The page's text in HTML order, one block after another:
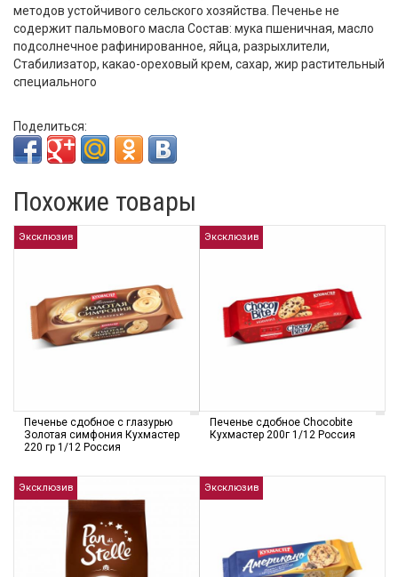
методов устойчивого сельского хозяйства. Печенье не
содержит пальмового масла Состав: мука пшеничная, масло
подсолнечное рафинированное, яйца, разрыхлители,
Стабилизатор, какао-ореховый крем, сахар, жир растительный
специального
Поделиться:
Похожие товары
Эксклюзив
Печенье сдобное с глазурью
Золотая симфония Кухмастер
220 гр 1/12 Россия
Эксклюзив
Печенье сдобное Chocobite
Кухмастер 200г 1/12 Россия
Эксклюзив Эксклюзив